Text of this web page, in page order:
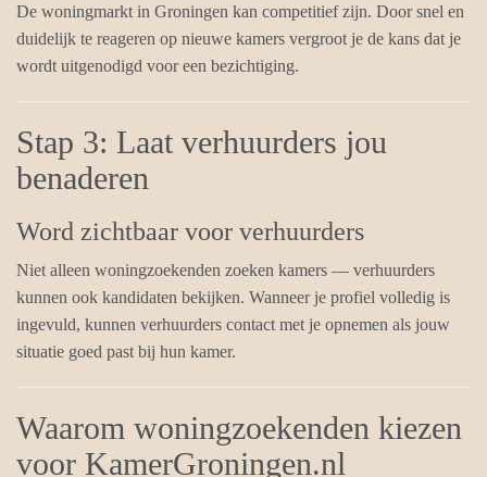
De woningmarkt in Groningen kan competitief zijn. Door snel en
duidelijk te reageren op nieuwe kamers vergroot je de kans dat je
wordt uitgenodigd voor een bezichtiging.
Stap 3: Laat verhuurders jou
benaderen
Word zichtbaar voor verhuurders
Niet alleen woningzoekenden zoeken kamers — verhuurders
kunnen ook kandidaten bekijken. Wanneer je profiel volledig is
ingevuld, kunnen verhuurders contact met je opnemen als jouw
situatie goed past bij hun kamer.
Waarom woningzoekenden kiezen
voor KamerGroningen.nl